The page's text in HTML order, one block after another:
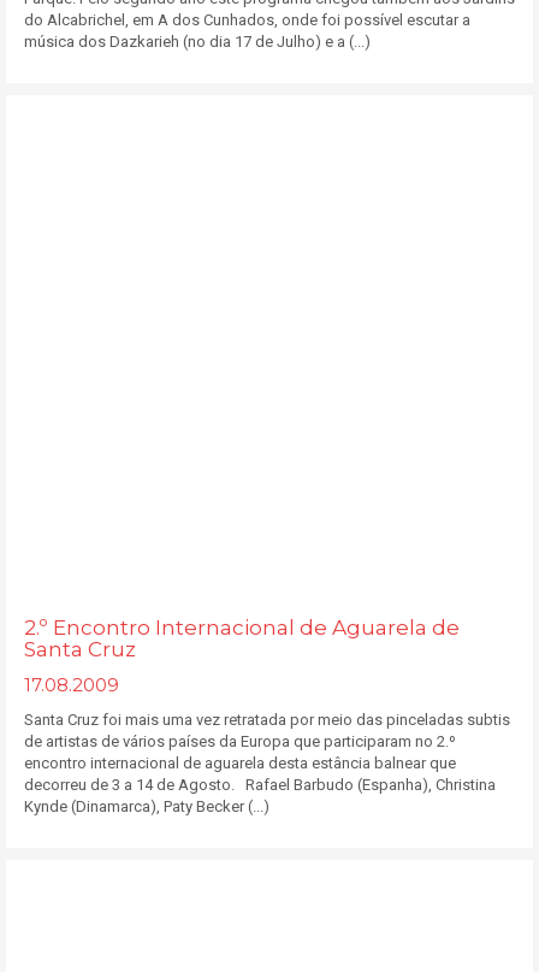
do Alcabrichel, em A dos Cunhados, onde foi possível escutar a
música dos Dazkarieh (no dia 17 de Julho) e a (...)
2.º Encontro Internacional de Aguarela de
Santa Cruz
17.08.2009
Santa Cruz foi mais uma vez retratada por meio das pinceladas subtis
de artistas de vários países da Europa que participaram no 2.º
encontro internacional de aguarela desta estância balnear que
decorreu de 3 a 14 de Agosto. Rafael Barbudo (Espanha), Christina
Kynde (Dinamarca), Paty Becker (...)